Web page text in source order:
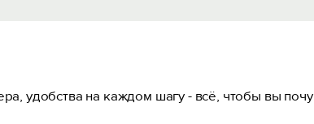
удобства на каждом шагу - всё, чтобы вы